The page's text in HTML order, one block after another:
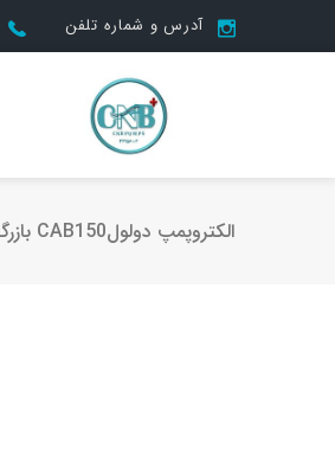
آدرس و شماره تلفن
الکتروپمپ دولولCAB150 بازرگانی پمپ CNB